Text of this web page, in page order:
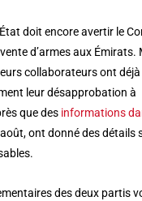
doit encore avertir le
d’armes aux Émirats.
collaborateurs ont
leur désapprobation à
que des informations
ont donné des détails
des deux partis